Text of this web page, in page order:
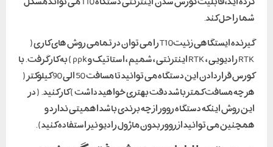
شما را حل کند.
گیرنده ایستگاهی زنیتT10 را می توان در تمامی روش های کاری(
RTK رادیویی ، RTK اینترنتی ، شمیم ، استاتیک و ppk ) به کار گرفت. با
کورس قراردادن این دستگاه می توانید تا مسافت 50 الی 90 کیلوکتر (
هر چه مسافت کمتر باشد دقت بهتری خواهید داشت ) کار کنید. ( در
این روش اینکه دستگاه روور از چه برندی باشد اهمیتی ندارد و
همچنین می توانید از روور بدون ماژول رادیو نیز استفاده کنید).